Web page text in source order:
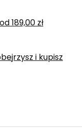
od 189,00 zł
i kupisz